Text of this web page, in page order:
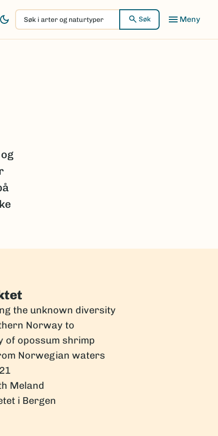
Søk
i
arter
Søk
the unknown diversity
Norway to
of opossum shrimp
Norwegian waters
Meland
i Bergen